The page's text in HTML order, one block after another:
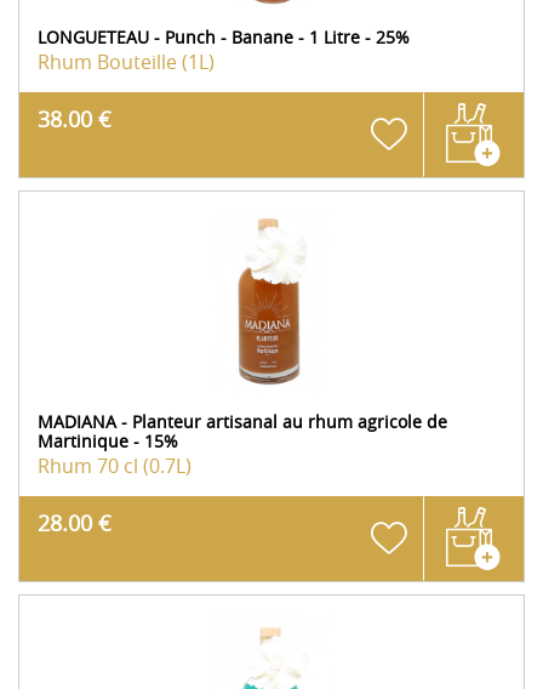
LONGUETEAU - Punch - Banane - 1 Litre - 25%
Rhum Bouteille (1L)
38.00 €
MADIANA - Planteur artisanal au rhum agricole de
Martinique - 15%
Rhum 70 cl (0.7L)
28.00 €